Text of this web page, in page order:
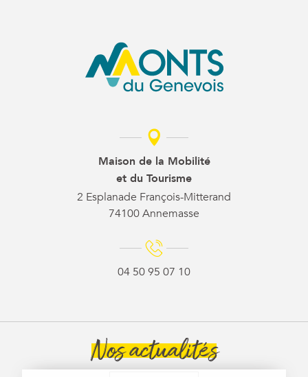
Maison de la Mobilité
et du Tourisme
2 Esplanade François-Mitterand
74100 Annemasse
04 50 95 07 10
Nos actualités